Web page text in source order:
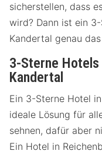
sicherstellen, dass
wird? Dann ist ein
Kandertal genau
3-Sterne Hotels
Kandertal
Ein 3-Sterne Hotel
ideale Lösung für
sehnen, dafür aber
Ein Hotel in